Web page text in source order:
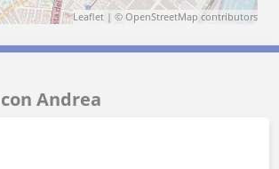
Leaflet | © OpenStreetMap contributors
Andrea